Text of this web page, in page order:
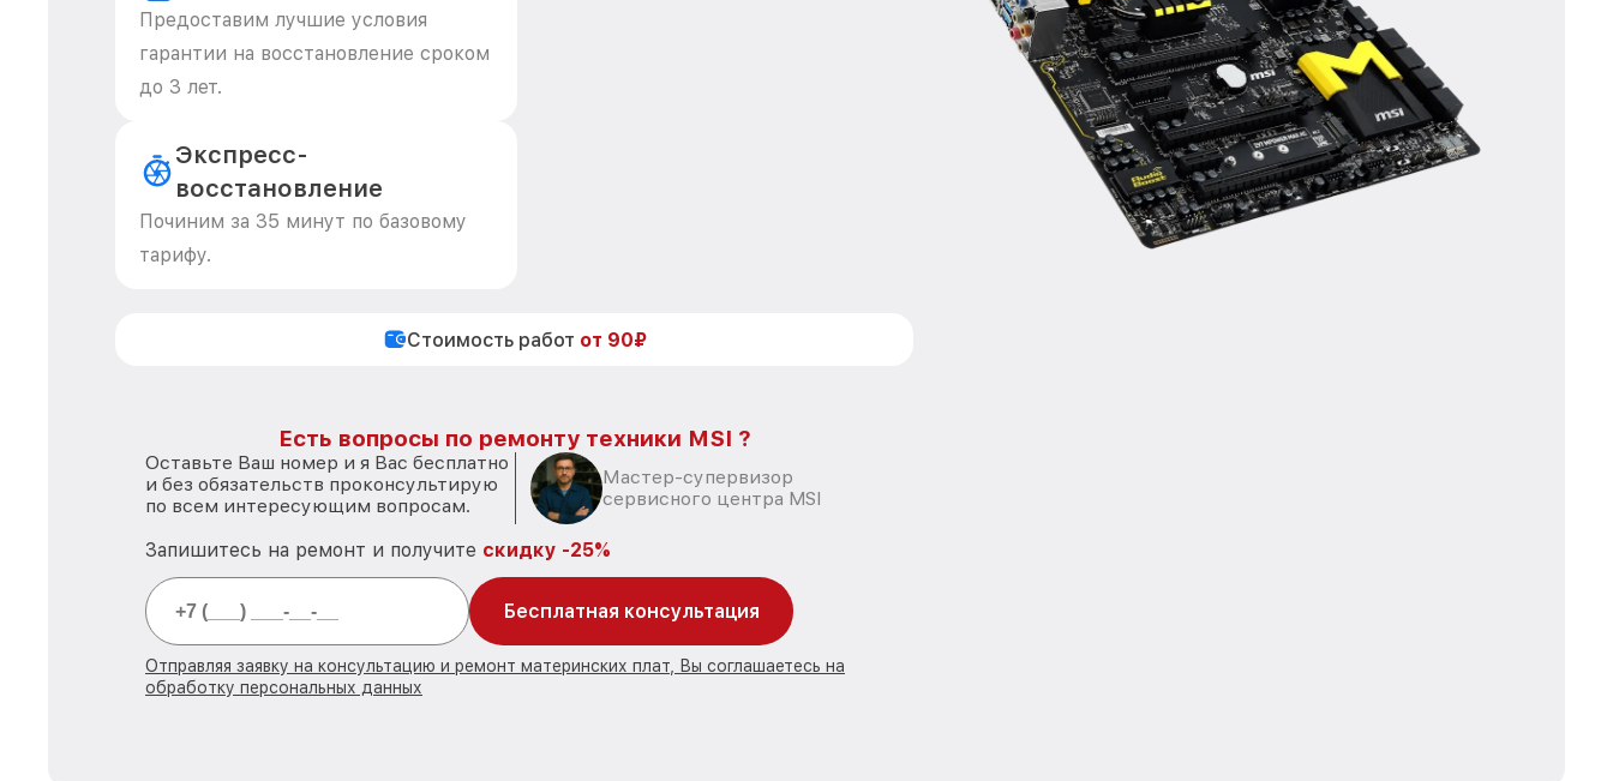
Предоставим лучшие условия
гарантии на восстановление сроком
до 3 лет.
Экспресс-
восстановление
Починим за 35 минут по базовому
тарифу.
Стоимость работ от 90₽
Есть вопросы по ремонту техники MSI ?
Оставьте Ваш номер и я Вас бесплатно
и без обязательств проконсультирую
по всем интересующим вопросам.
Мастер-супервизор
сервисного центра MSI
Запишитесь на ремонт и получите скидку -25%
Бесплатная консультация
Отправляя заявку на консультацию и ремонт материнских плат, Вы соглашаетесь на
обработку персональных данных